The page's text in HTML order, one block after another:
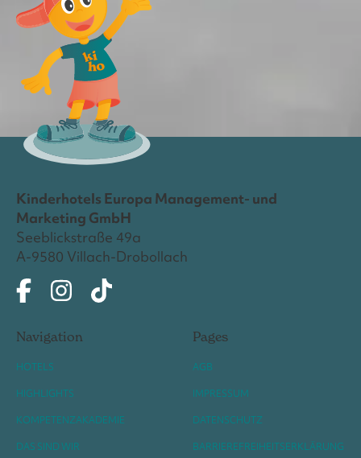
Kinderhotels Europa Management- und
Marketing GmbH
Seeblickstraße 49a
A-9580 Villach-Drobollach
Navigation
HOTELS
HIGHLIGHTS
KOMPETENZAKADEMIE
DAS SIND WIR
Pages
AGB
IMPRESSUM
DATENSCHUTZ
BARRIEREFREIHEITSERKLÄRUNG